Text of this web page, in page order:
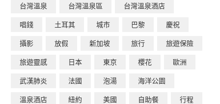
台灣溫泉 台灣溫泉區 台灣溫泉酒店
唱錢 土耳其 城市 巴黎 慶祝
攝影 放假 新加坡 旅行 旅遊保險
旅遊靈感 日本 東京 櫻花 歐洲
武漢肺炎 法國 泡湯 海洋公園
溫泉酒店 紐約 美國 自助餐 行程